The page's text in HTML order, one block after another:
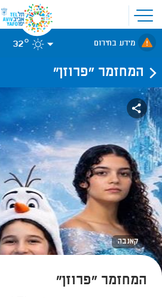
פתיחת
תפריט
אתר
לאתר עיריית
תל-אביב
מידע בחירום 32°
המחזמר "פרוזן"
קאנבה
המחזמר "פרוזן"